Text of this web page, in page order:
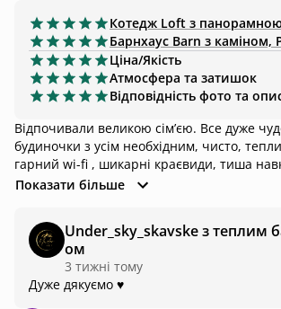
Котедж Loft з панорамною
Барнхаус Barn з каміном,
Ціна/Якість
Атмосфера та затишок
Відповідність фото та
Відпочивали великою сімʼєю. Все дуже
будиночки з усім необхідним, чисто,
гарний wi-fi , шикарні краєвиди, тиша
рекомендуємо
Показати більше
Under_sky_skavske з теплим
ом
3 тижні тому
Дуже дякуємо ♥️